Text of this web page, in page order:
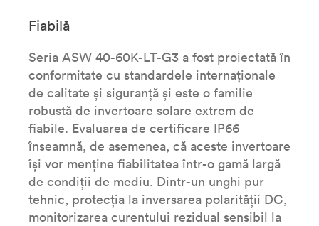
Fiabilă
Seria ASW 40-60K-LT-G3 a fost proiectată în
conformitate cu standardele internaționale
de calitate și siguranță și este o familie
robustă de invertoare solare extrem de
fiabile. Evaluarea de certificare IP66
înseamnă, de asemenea, că aceste invertoare
își vor menține fiabilitatea într-o gamă largă
de condiții de mediu. Dintr-un unghi pur
tehnic, protecția la inversarea polarității DC,
monitorizarea curentului rezidual sensibil la